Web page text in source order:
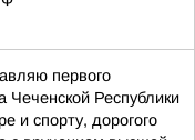
первого
Чеченской Республики
и спорту, дорогого